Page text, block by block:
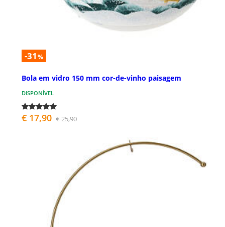
-31 %
Bola em vidro 150 mm cor-de-vinho paisagem
DISPONÍVEL
€ 17,90 € 25,90